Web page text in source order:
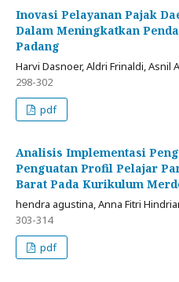
Inovasi Pelayanan Pajak
Dalam Meningkatkan
Padang
Harvi Dasnoer, Aldri Frinaldi, Asnil
298-302
pdf
Analisis Implementasi
Penguatan Profil Pelajar
Barat Pada Kurikulum
hendra agustina, Anna Fitri
303-314
pdf